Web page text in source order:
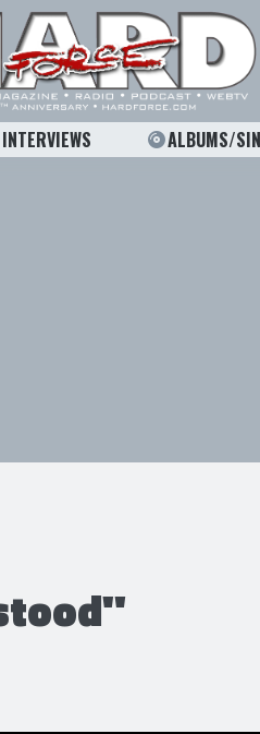
INTERVIEWS ALBUMS/